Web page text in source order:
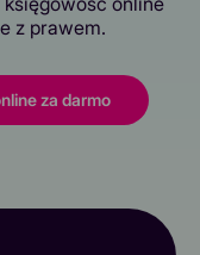
z prawem.
za darmo